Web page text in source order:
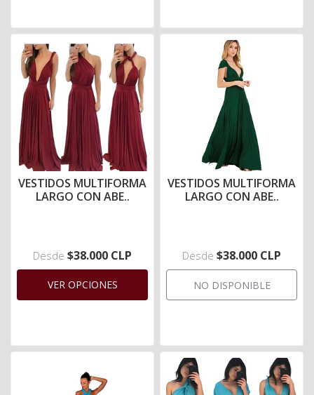
VESTIDOS MULTIFORMA
LARGO CON ABE..
Desde $38.000 CLP
VER OPCIONES
VESTIDOS MULTIFORMA
LARGO CON ABE..
Desde $38.000 CLP
NO DISPONIBLE